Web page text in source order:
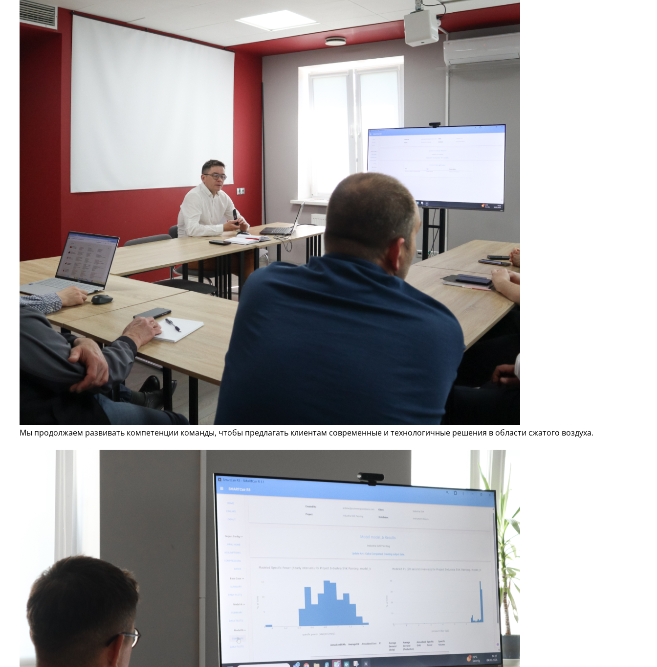
Мы продолжаем развивать компетенции команды, чтобы предлагать клиентам современные и технологичные решения в области сжатого воздуха.